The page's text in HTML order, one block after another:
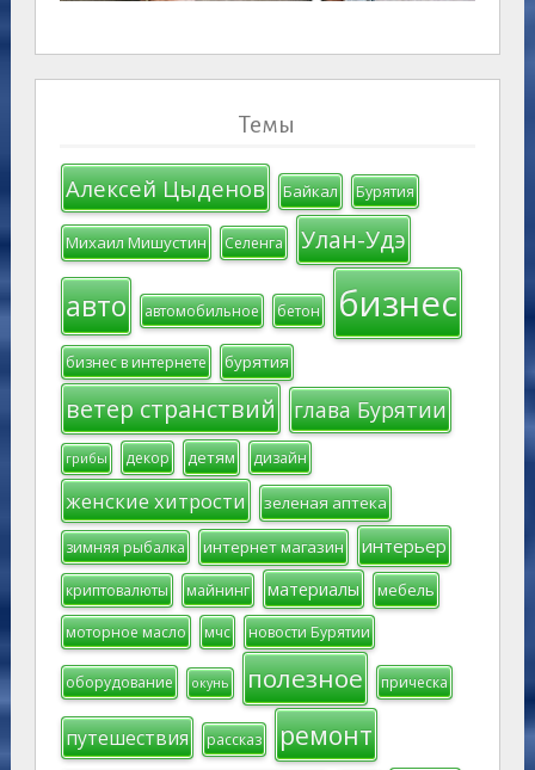
Темы
Алексей Цыденов Байкал Бурятия
Михаил Мишустин Селенга Улан-Удэ
авто автомобильное бетон бизнес
бизнес в интернете бурятия
ветер странствий глава Бурятии
грибы декор детям дизайн
женские хитрости зеленая аптека
зимняя рыбалка интернет магазин интерьер
криптовалюты майнинг материалы мебель
моторное масло мчс новости Бурятии
оборудование окунь полезное прическа
путешествия рассказ ремонт